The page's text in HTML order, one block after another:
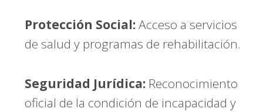
Protección Social:Acceso a servicios
de salud y programas de rehabilitación.
Seguridad Jurídica: Reconocimiento
oficial de la condición de incapacidad y